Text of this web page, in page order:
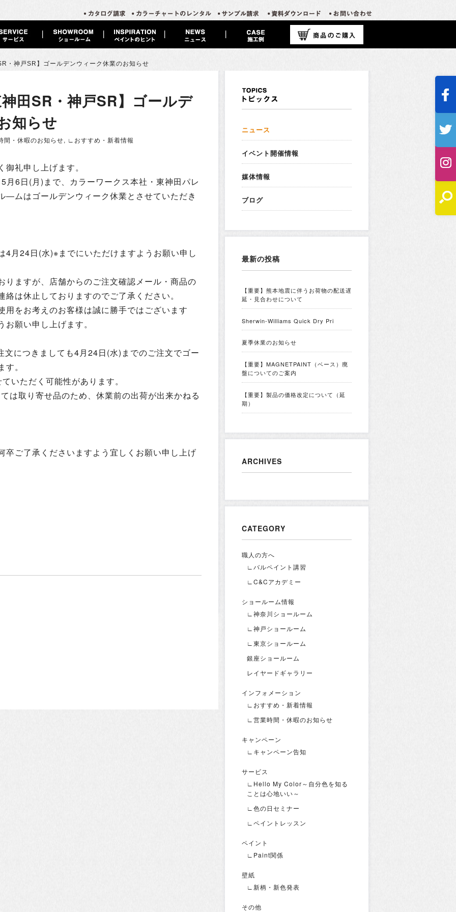
・神戸SR】ゴールデンウィーク休業のお知らせ
田SR・神戸SR】ゴールデ
知らせ
・休暇のお知らせ, ∟おすすめ・新着情報
礼申し上げます。
月6日(月)まで、カラーワークス本社・東神田パレ
―ムはゴールデンウィーク休業とさせていただき
4月24日(水)※までにいただけますようお願い申し
りますが、店舗からのご注文確認メール・商品の
は休止しておりますのでご了承ください。
用をお考えのお客様は誠に勝手ではございます
願い申し上げます。
につきましても4月24日(水)までのご注文でゴー
。
いただく可能性があります。
は取り寄せ品のため、休業前の出荷が出来かねる
卒ご了承くださいますよう宜しくお願い申し上げ
ニュース
イベント開催情報
媒体情報
ブログ
最新の投稿
【重要】熊本地震に伴うお荷物の配送遅
延・見合わせについて
Sherwin-Williams Quick Dry Pri
夏季休業のお知らせ
【重要】MAGNETPAINT（ベース）廃
盤についてのご案内
【重要】製品の価格改定について（延
期）
ARCHIVES
CATEGORY
職人の方へ
∟バルペイント講習
∟C&Cアカデミー
ショールーム情報
∟神奈川ショールーム
∟神戸ショールーム
∟東京ショールーム
銀座ショールーム
レイヤードギャラリー
インフォメーション
∟おすすめ・新着情報
∟営業時間・休暇のお知らせ
キャンペーン
∟キャンペーン告知
サービス
∟Hello My Color～自分色を知る
ことは心地いい～
∟色の日セミナー
∟ペイントレッスン
ペイント
∟Paint関係
壁紙
∟新柄・新色発表
その他